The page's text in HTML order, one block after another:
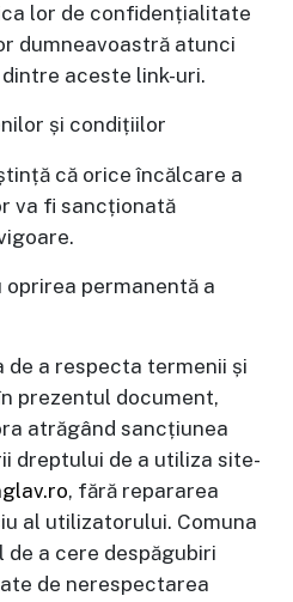
lor de confidențialitate
dumneavoastră atunci
aceste link-uri.
și condițiilor
că orice încălcare a
va fi sancționată
oprirea permanentă a
a respecta termenii și
prezentul document,
atrăgând sancțiunea
dreptului de a utiliza site-
, fără repararea
al utilizatorului. Comuna
a cere despăgubiri
de nerespectarea